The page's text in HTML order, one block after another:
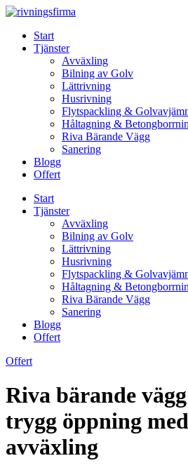
Skip
contentStart
Tjänster
Avväxling
Bilning av Golv
Lättrivning
Husrivning
Flytspackling &
Håltagning &
Riva Bärande Vägg
Sanering
Blogg
Offert
Start
Tjänster
Avväxling
Bilning av Golv
Lättrivning
Husrivning
Flytspackling &
Håltagning &
Riva Bärande Vägg
Sanering
Blogg
Offert
Offert
Riva bärande
trygg öppning
avväxling